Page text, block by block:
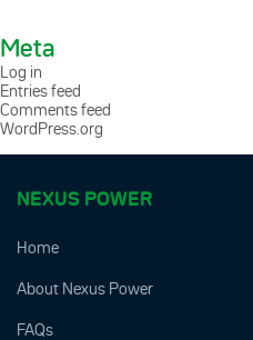
Meta
Log in
Entries feed
Comments feed
WordPress.org
NEXUS POWER
Home
About Nexus Power
FAQs